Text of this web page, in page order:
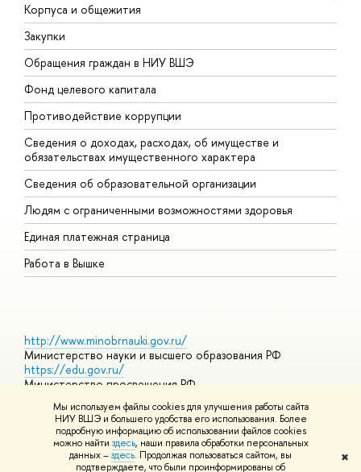
Мы используем файлы cookies для улучшения работы сайта
НИУ ВШЭ и большего удобства его использования. Более
подробную информацию об использовании файлов cookies
можно найти здесь, наши правила обработки персональных
данных –здесь. Продолжая пользоваться сайтом, вы
подтверждаете, что были проинформированы о
✖
Корпуса и общежития
Закупки
Обращения граждан в НИУ ВШЭ
Фонд целевого капитала
Противодействие коррупции
Сведения о доходах, расходах, об имуществе и
обязательствах имущественного характера
Сведения об образовательной организации
Людям с ограниченными возможностями здоровья
Единая платежная страница
Работа в Вышке
http://www.minobrnauki.gov.ru/
Министерство науки и высшего образования РФ
https://edu.gov.ru/
Министерство просвещения РФ
https://elearning.hse.ru/mooc
Массовые открытые онлайн-курсы
© НИУ ВШЭ 1993–2026 Адреса и контактыУсловия